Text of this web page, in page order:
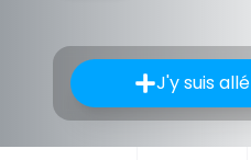
J'y suis allé